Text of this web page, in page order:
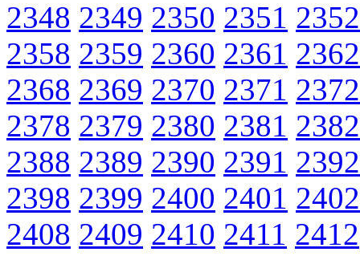
2348 2349 2350 2351 2352
2358 2359 2360 2361 2362
2368 2369 2370 2371 2372
2378 2379 2380 2381 2382
2388 2389 2390 2391 2392
2398 2399 2400 2401 2402
2408 2409 2410 2411 2412